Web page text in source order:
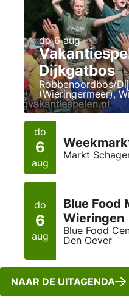
do 6 aug
Dijkgatbos
Robbenoordbos/
(Wieringermeer),
do
6
aug
Markt
do
6
aug
Blue Food
Wieringen
Blue Food
Den Oever
NAAR DE UITAGENDA